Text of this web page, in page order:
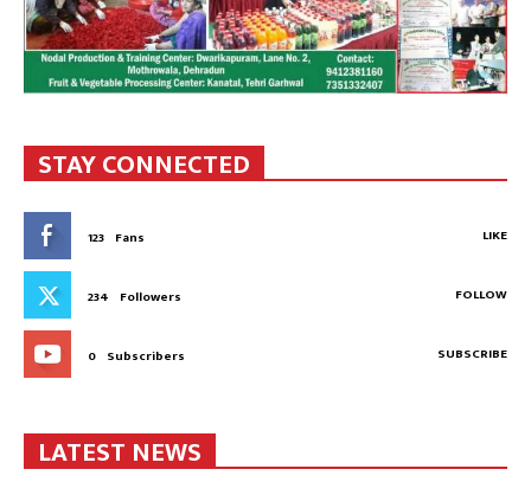
STAY CONNECTED
123 Fans LIKE
234 Followers FOLLOW
0 Subscribers SUBSCRIBE
LATEST NEWS